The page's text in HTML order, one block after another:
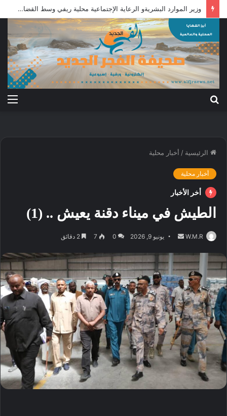
وزير الموارد البشريةو الرعاية الإجتماعية محلية ريفي وسط القضارف تستحق أكبر المشروعات لدورها في جباية الزكاة
الرئيسية / أخبار محلية
أخبار محلية
أخر الأخبار
الطيش في ميناء دقنة يعيش .. (1)
W.M.R
أرسل
إلكترونيا
يونيو 9, 2026 0
7